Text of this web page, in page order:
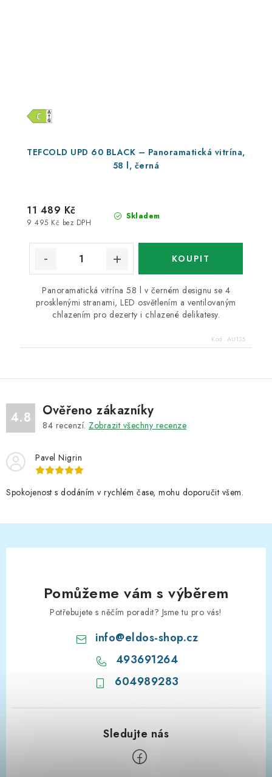
TEFCOLD UPD 60 BLACK – Panoramatická vitrína,
58 l, černá
Skladem
9 495 Kč bez DPH
11 489 Kč
Panoramatická vitrína 58 l v černém designu se 4
prosklenými stranami, LED osvětlením a ventilovaným
chlazením pro dezerty i chlazené delikatesy.
Kód: AU135
4.8 Ověřeno zákazníky
84 recenzí. Zobrazit všechny recenze
Pavel Nigrin
Spokojenost s dodáním v rychlém čase, mohu doporučit všem.
Pomůžeme vám s výběrem
Potřebujete s něčím poradit? Jsme tu pro vás!
info@eldos-shop.cz
493691264
604989283